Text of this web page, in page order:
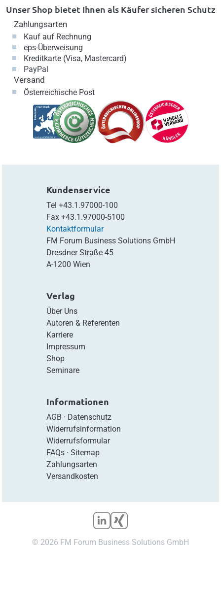
Unser Shop bietet Ihnen als Käufer sicheren Schutz
Zahlungsarten
Kauf auf Rechnung
eps-Überweisung
Kreditkarte (Visa, Mastercard)
PayPal
Versand
Österreichische Post
Kundenservice
Tel +43.1.97000-100
Fax +43.1.97000-5100
Kontaktformular
FM Forum Business Solutions GmbH
Dresdner Straße 45
A-1200 Wien
Verlag
Über Uns
Autoren & Referenten
Karriere
Impressum
Shop
Seminare
Informationen
AGB · Datenschutz
Widerrufsinformation
Widerrufsformular
FAQs· Sitemap
Zahlungsarten
Versandkosten
© 2026 FM Forum Business Solutions GmbH